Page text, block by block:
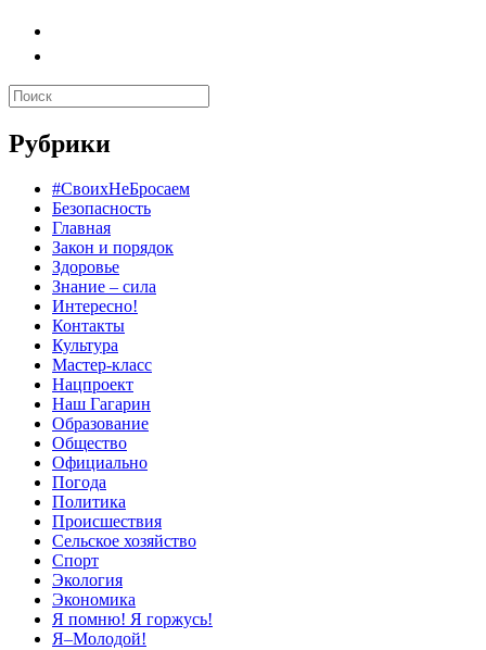
Рубрики
#СвоихНеБросаем
Безопасность
Главная
Закон и порядок
Здоровье
Знание – сила
Интересно!
Контакты
Культура
Мастер-класс
Нацпроект
Наш Гагарин
Образование
Общество
Официально
Погода
Политика
Происшествия
Сельское хозяйство
Спорт
Экология
Экономика
Я помню! Я горжусь!
Я–Молодой!